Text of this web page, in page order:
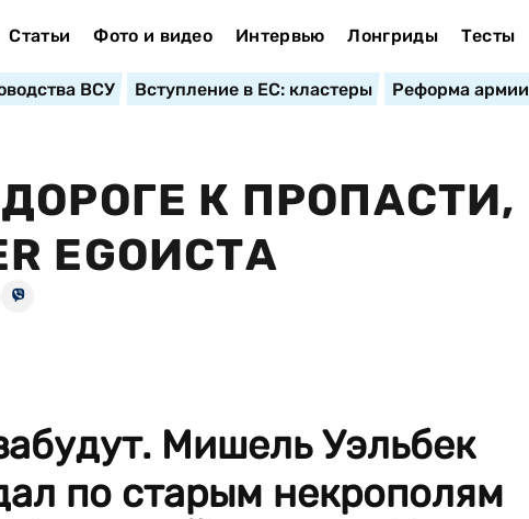
Статьи Фото и видео Интервью Лонгриды Тесты
ВСУ Вступление в ЕС: кластеры Реформа армии
К ПРОПАСТИ,
EGOИСТА
Мишель Уэльбек
по старым некрополям